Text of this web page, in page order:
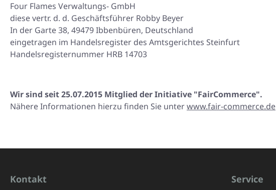
Four Flames Verwaltungs- GmbH
diese vertr. d. d. Geschäftsführer Robby Beyer
In der Garte 38, 49479 Ibbenbüren, Deutschland
eingetragen im Handelsregister des Amtsgerichtes Steinfurt
Handelsregisternummer HRB 14703
Wir sind seit 25.07.2015 Mitglied der Initiative "FairCommerce".
Nähere Informationen hierzu finden Sie unterwww.fair-commerce.de
Kontakt Service